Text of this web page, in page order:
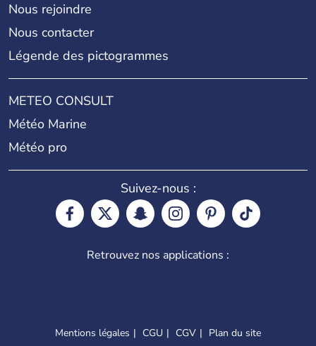
Nous rejoindre
Nous contacter
Légende des pictogrammes
METEO CONSULT
Météo Marine
Météo pro
Suivez-nous :
Retrouvez nos applications :
Mentions légales CGU CGV Plan du site